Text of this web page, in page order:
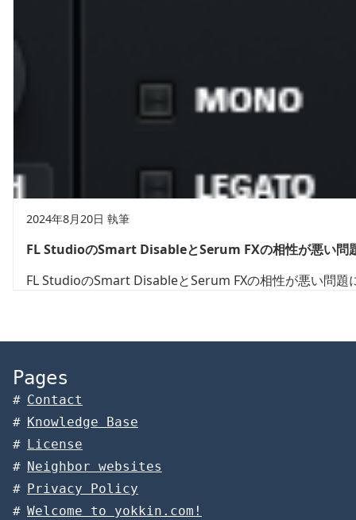
2024年8月20日 執筆
FL StudioのSmart DisableとSerum FXの相性が悪い問
FL StudioのSmart DisableとSerum FXの相性が悪い問
Pages
Contact
Knowledge Base
License
Neighbor websites
Privacy Policy
Welcome to yokkin.com!